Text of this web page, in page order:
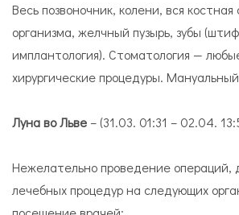
Весь позвоночник, колени, вся
организма, желчный пузырь, зубы
имплантология). Стоматология —
хирургические процедуры.
Луна во Льве – (31.03. 01:31 – 02.04.
Нежелательно проведение операций,
лечебных процедур на следующих